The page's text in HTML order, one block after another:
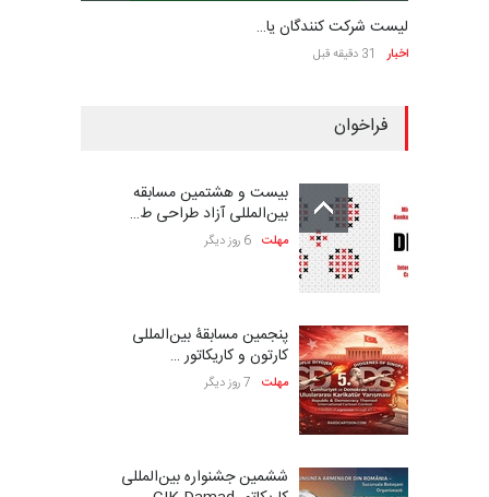
لیست شرکت کنندگان یا…
اخبار 31 دقیقه قبل
فراخوان
بیست و هشتمین مسابقه
بین‌المللی آزاد طراحی ط…
مهلت 6 روز دیگر
پنجمین مسابقۀ بین‌المللی
کارتون و کاریکاتور …
مهلت 7 روز دیگر
ششمین جشنواره بین‌المللی